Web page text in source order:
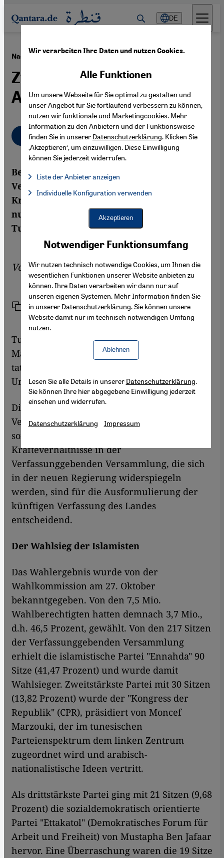
Direkt zum Inhalt springen
DE
Nach dem Wahlsieg der Islamisten in Tunesien ·07.11.2011
Zwischen Zuversicht und
Angst
Deutsch English
Bei der Wahl zur Verfassunggebenden
Versammlung wurde „Ennahda“ stärkste
Kraft. Keine säkulare Partei konnte auch
nur annähernd so viele Sitze. Liberale
Tunesier sind besorgt.
VonSigrid Faath
Link Teilen Drucken
Tunesien hatte im neunten Monat nach dem
Machtwechsel vom 14. Januar 2011 die ersten
tatsächlich freien Wahlen seit der
Unabhängigkeit 1956 abgehalten.
Die Wahl zur Verfassunggebenden
Versammlung vom 23. Oktober 2011 markiert
somit eine wichtige Etappe. Die
Kräfteverhältnisse in der
Verfassunggebenden Versammlung, die sich
in der neuen Regierung widerspiegeln
werden, sind für die Ausformulierung der
künftigen Verfassung des Landes
entscheidend.
Der Wahlsieg der Islamisten
Das Wahlergebnis wurde von der
Wahlkommission am 27. Oktober
bekanntgegeben. Von den 7,5 Mio.
Wahlberechtigten hatten demnach 3,7 Mio.,
d.h. 46,5 Prozent, gewählt. Von den 217 Sitzen
der Verfassunggebenden Versammlung
erhielt die islamistische Partei "Ennahda" 90
Sitze (41,47 Prozent) und wurde damit
Wahlsieger. Zweitstärkste Partei mit 30 Sitzen
(13,82 Prozent) wurde der "Kongress der
Republik" (CPR), präsidiert von Moncef
Marzouki, der im tunesischen
Parteienspektrum dem linken Zentrum
zugeordnet wird und arabisch-
nationalistische Ideen vertritt.
​​Als drittstärkste Partei ging mit 21 Sitzen (9,68
Prozent) die sozialdemokratisch orientierte
Partei "Ettakatol" (Demokratisches Forum für
Arbeit und Freiheit) von Mustapha Ben Jafaar
hervor. Eine Überraschung waren die 19 Sitze
Wir verarbeiten Ihre Daten und nutzen Cookies.
Notwendiger Funktionsumfang
Wir nutzen technisch notwendige Cookies, um Ihnen die
wesentlichen Funktionen unserer Website anbieten zu
können. Ihre Daten verarbeiten wir dann nur auf
unseren eigenen Systemen. Mehr Information finden Sie
in unserer Datenschutzerklärung. Sie können unsere
Website damit nur im technisch notwendigen Umfang
nutzen.
Ablehnen
Alle Funktionen
Um unsere Webseite für Sie optimal zu gestalten und
unser Angebot für Sie fortlaufend verbessern zu können,
nutzen wir funktionale und Marketingcookies. Mehr
Information zu den Anbietern und der Funktionsweise
finden Sie in unserer Datenschutzerklärung. Klicken Sie
‚Akzeptieren‘, um einzuwilligen. Diese Einwilligung
können Sie jederzeit widerrufen.
Liste der Anbieter anzeigen
Facebook Embed / Facebook Connect, Google Maps Embed,
Facebook Embed / Facebook Connect
Google Maps Embed
Individuelle Konfiguration verwenden
Akzeptieren
Lesen Sie alle Details in unserer Datenschutzerklärung.
Sie können Ihre hier abgegebene Einwilligung jederzeit
einsehen und widerrufen.
Datenschutzerklärung Impressum